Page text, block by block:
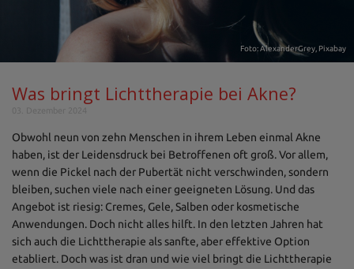
Foto: AlexanderGrey, Pixabay
Was bringt Lichttherapie bei Akne?
Obwohl neun von zehn Menschen in ihrem Leben einmal Akne
haben, ist der Leidensdruck bei Betroffenen oft groß. Vor allem,
wenn die Pickel nach der Pubertät nicht verschwinden, sondern
bleiben, suchen viele nach einer geeigneten Lösung. Und das
Angebot ist riesig: Cremes, Gele, Salben oder kosmetische
Anwendungen. Doch nicht alles hilft. In den letzten Jahren hat
sich auch die Lichttherapie als sanfte, aber effektive Option
etabliert. Doch was ist dran und wie viel bringt die Lichttherapie